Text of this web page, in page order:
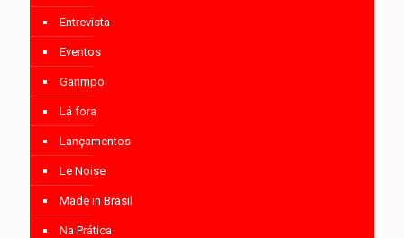
Entrevista
Eventos
Garimpo
Lá fora
Lançamentos
Le Noise
Made in Brasil
Na Prática